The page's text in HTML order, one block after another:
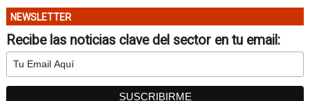
NEWSLETTER
Recibe las noticias clave del sector en tu email: